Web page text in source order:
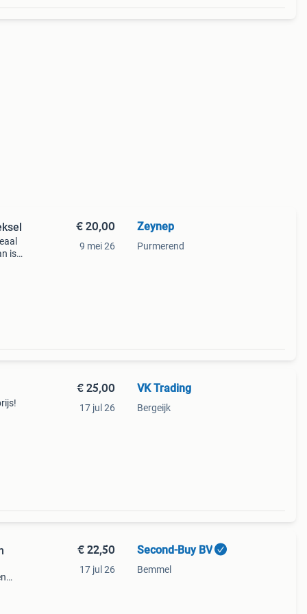
is
€ 20,00
9 mei 26
Zeynep
Purmerend
€ 25,00
17 jul 26
VK Trading
Bergeijk
€ 22,50
17 jul 26
Second-Buy BV
Bemmel